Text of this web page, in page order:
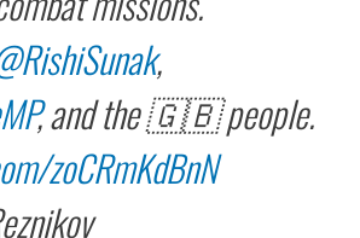
,
, and the 🇬🇧 people.
zoCRmKdBnN